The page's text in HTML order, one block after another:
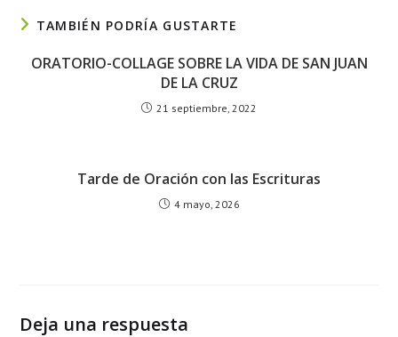
TAMBIÉN PODRÍA GUSTARTE
ORATORIO-COLLAGE SOBRE LA VIDA DE SAN JUAN
DE LA CRUZ
21 septiembre, 2022
Tarde de Oración con las Escrituras
4 mayo, 2026
Deja una respuesta